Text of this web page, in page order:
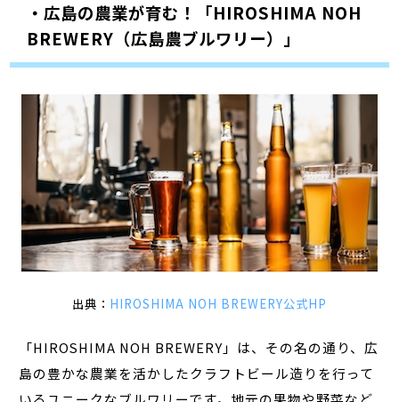
・広島の農業が育む！「HIROSHIMA NOH
BREWERY（広島農ブルワリー）」
出典： HIROSHIMA NOH BREWERY公式HP
「HIROSHIMA NOH BREWERY」は、その名の通り、広
島の豊かな農業を活かしたクラフトビール造りを行って